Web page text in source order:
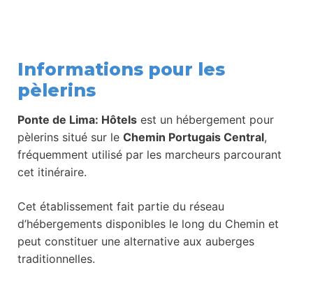
Informations pour les
pèlerins
Ponte de Lima: Hôtels est un hébergement pour
pèlerins situé sur le Chemin Portugais Central,
fréquemment utilisé par les marcheurs parcourant
cet itinéraire.
Cet établissement fait partie du réseau
d’hébergements disponibles le long du Chemin et
peut constituer une alternative aux auberges
traditionnelles.